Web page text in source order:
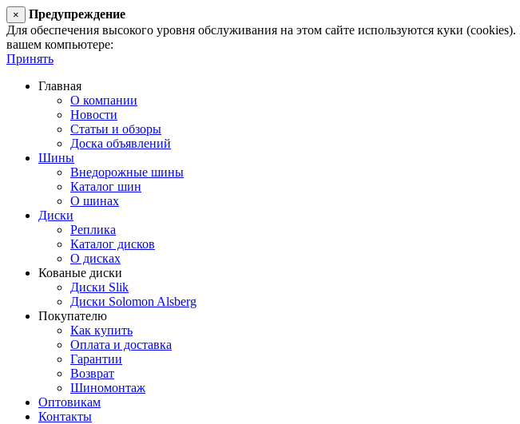
×
Предупреждение
Для обеспечения высокого уровня обслуживания на этом сайте используются куки
вашем компьютере:
Принять
Главная
О компании
Новости
Статьи и обзоры
Доска объявлений
Шины
Внедорожные шины
Каталог шин
О шинах
Диски
Реплика
Каталог дисков
О дисках
Кованые диски
Диски Slik
Диски Solomon Alsberg
Покупателю
Как купить
Оплата и доставка
Гарантии
Возврат
Шиномонтаж
Оптовикам
Контакты